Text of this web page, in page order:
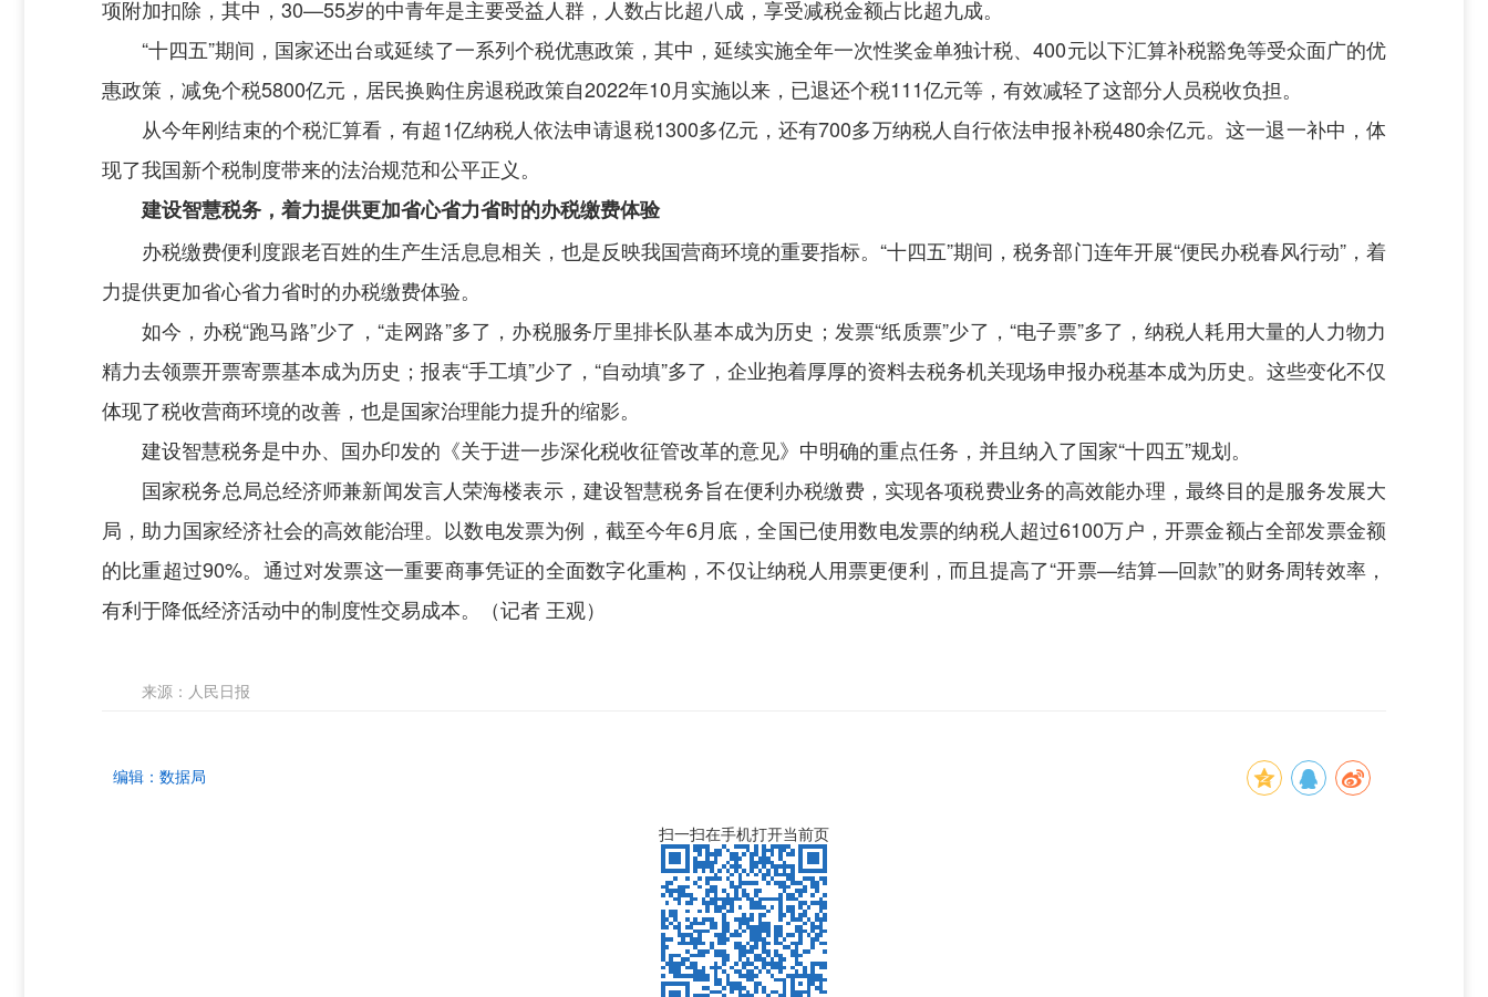
项附加扣除，其中，30—55岁的中青年是主要受益人群，人数占比超八成，享受减税金额占比超九成。
“十四五”期间，国家还出台或延续了一系列个税优惠政策，其中，延续实施全年一次性奖金单独计税、400元以下汇算补税豁免等受众面广的优
惠政策，减免个税5800亿元，居民换购住房退税政策自2022年10月实施以来，已退还个税111亿元等，有效减轻了这部分人员税收负担。
从今年刚结束的个税汇算看，有超1亿纳税人依法申请退税1300多亿元，还有700多万纳税人自行依法申报补税480余亿元。这一退一补中，体
现了我国新个税制度带来的法治规范和公平正义。
建设智慧税务，着力提供更加省心省力省时的办税缴费体验
办税缴费便利度跟老百姓的生产生活息息相关，也是反映我国营商环境的重要指标。“十四五”期间，税务部门连年开展“便民办税春风行动”，着
力提供更加省心省力省时的办税缴费体验。
如今，办税“跑马路”少了，“走网路”多了，办税服务厅里排长队基本成为历史；发票“纸质票”少了，“电子票”多了，纳税人耗用大量的人力物力
精力去领票开票寄票基本成为历史；报表“手工填”少了，“自动填”多了，企业抱着厚厚的资料去税务机关现场申报办税基本成为历史。这些变化不仅
体现了税收营商环境的改善，也是国家治理能力提升的缩影。
建设智慧税务是中办、国办印发的《关于进一步深化税收征管改革的意见》中明确的重点任务，并且纳入了国家“十四五”规划。
国家税务总局总经济师兼新闻发言人荣海楼表示，建设智慧税务旨在便利办税缴费，实现各项税费业务的高效能办理，最终目的是服务发展大
局，助力国家经济社会的高效能治理。以数电发票为例，截至今年6月底，全国已使用数电发票的纳税人超过6100万户，开票金额占全部发票金额
的比重超过90%。通过对发票这一重要商事凭证的全面数字化重构，不仅让纳税人用票更便利，而且提高了“开票—结算—回款”的财务周转效率，
有利于降低经济活动中的制度性交易成本。（记者 王观）
来源： 人民日报
编辑： 数据局
扫一扫在手机打开当前页